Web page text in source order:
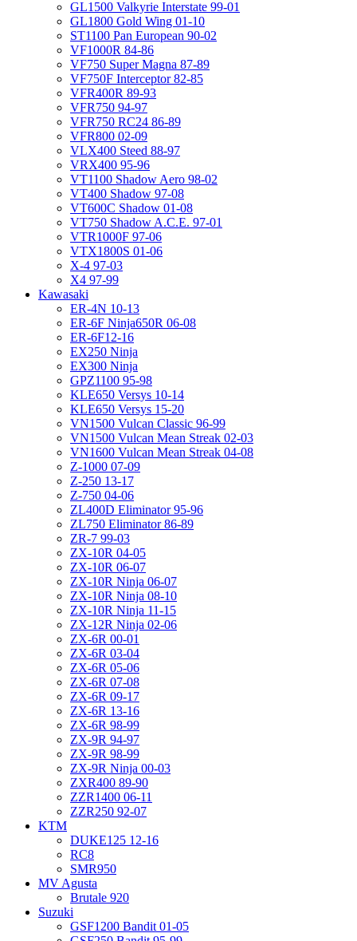
GL1500 Valkyrie Interstate 99-01
GL1800 Gold Wing 01-10
ST1100 Pan European 90-02
VF1000R 84-86
VF750 Super Magna 87-89
VF750F Interceptor 82-85
VFR400R 89-93
VFR750 94-97
VFR750 RC24 86-89
VFR800 02-09
VLX400 Steed 88-97
VRX400 95-96
VT1100 Shadow Aero 98-02
VT400 Shadow 97-08
VT600C Shadow 01-08
VT750 Shadow A.C.E. 97-01
VTR1000F 97-06
VTX1800S 01-06
X-4 97-03
X4 97-99
Kawasaki
ER-4N 10-13
ER-6F Ninja650R 06-08
ER-6F12-16
EX250 Ninja
EX300 Ninja
GPZ1100 95-98
KLE650 Versys 10-14
KLE650 Versys 15-20
VN1500 Vulcan Classic 96-99
VN1500 Vulcan Mean Streak 02-03
VN1600 Vulcan Mean Streak 04-08
Z-1000 07-09
Z-250 13-17
Z-750 04-06
ZL400D Eliminator 95-96
ZL750 Eliminator 86-89
ZR-7 99-03
ZX-10R 04-05
ZX-10R 06-07
ZX-10R Ninja 06-07
ZX-10R Ninja 08-10
ZX-10R Ninja 11-15
ZX-12R Ninja 02-06
ZX-6R 00-01
ZX-6R 03-04
ZX-6R 05-06
ZX-6R 07-08
ZX-6R 09-17
ZX-6R 13-16
ZX-6R 98-99
ZX-9R 94-97
ZX-9R 98-99
ZX-9R Ninja 00-03
ZXR400 89-90
ZZR1400 06-11
ZZR250 92-07
KTM
DUKE125 12-16
RC8
SMR950
MV Agusta
Brutale 920
Suzuki
GSF1200 Bandit 01-05